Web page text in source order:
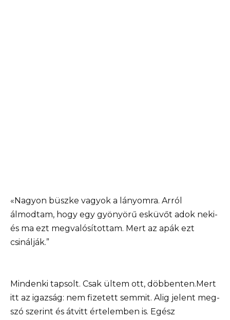
«Nagyon büszke vagyok a lányomra. Arról
álmodtam, hogy egy gyönyörű esküvőt adok neki-
és ma ezt megvalósítottam. Mert az apák ezt
csinálják.”
Mindenki tapsolt. Csak ültem ott, döbbenten.Mert
itt az igazság: nem fizetett semmit. Alig jelent meg-
szó szerint és átvitt értelemben is. Egész